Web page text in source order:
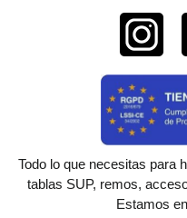
Todo lo que necesitas para
tablas SUP, remos,
Estamos